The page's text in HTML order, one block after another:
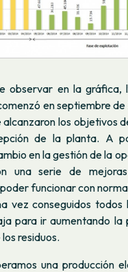
observar en la gráfica,
en septiembre de
los objetivos
de la planta. A
en la gestión de la
una serie de
funcionar con
vez conseguidos todos
para ir aumentando la
residuos.
una producción